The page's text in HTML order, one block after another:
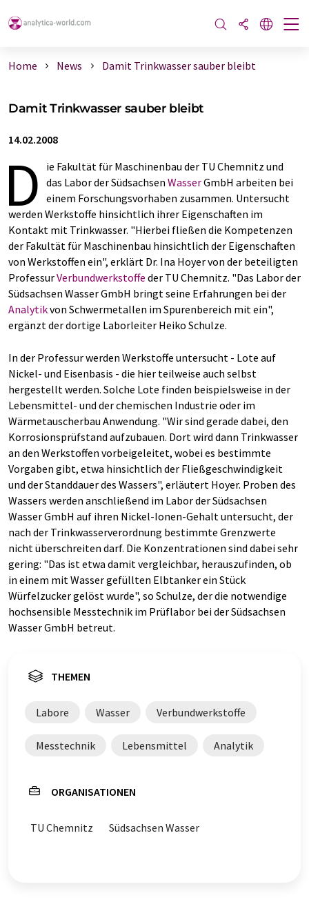
Home News Damit Trinkwasser sauber bleibt
Damit Trinkwasser sauber bleibt
14.02.2008
D
ie Fakultät für Maschinenbau der TU Chemnitz und
das Labor der Südsachsen WasserGmbH arbeiten bei
einem Forschungsvorhaben zusammen. Untersucht
werden Werkstoffe hinsichtlich ihrer Eigenschaften im
Kontakt mit Trinkwasser. "Hierbei fließen die Kompetenzen
der Fakultät für Maschinenbau hinsichtlich der Eigenschaften
von Werkstoffen ein", erklärt Dr. Ina Hoyer von der beteiligten
ProfessurVerbundwerkstoffe der TU Chemnitz. "Das Labor der
Südsachsen Wasser GmbH bringt seine Erfahrungen bei der
Analytikvon Schwermetallen im Spurenbereich mit ein",
ergänzt der dortige Laborleiter Heiko Schulze.
In der Professur werden Werkstoffe untersucht - Lote auf
Nickel- und Eisenbasis - die hier teilweise auch selbst
hergestellt werden. Solche Lote finden beispielsweise in der
Lebensmittel- und der chemischen Industrie oder im
Wärmetauscherbau Anwendung. "Wir sind gerade dabei, den
Korrosionsprüfstand aufzubauen. Dort wird dann Trinkwasser
an den Werkstoffen vorbeigeleitet, wobei es bestimmte
Vorgaben gibt, etwa hinsichtlich der Fließgeschwindigkeit
und der Standdauer des Wassers", erläutert Hoyer. Proben des
Wassers werden anschließend im Labor der Südsachsen
Wasser GmbH auf ihren Nickel-Ionen-Gehalt untersucht, der
nach der Trinkwasserverordnung bestimmte Grenzwerte
nicht überschreiten darf. Die Konzentrationen sind dabei sehr
gering: "Das ist etwa damit vergleichbar, herauszufinden, ob
in einem mit Wasser gefüllten Elbtanker ein Stück
Würfelzucker gelöst wurde", so Schulze, der die notwendige
hochsensible Messtechnik im Prüflabor bei der Südsachsen
Wasser GmbH betreut.
THEMEN
Labore Wasser Verbundwerkstoffe
Messtechnik Lebensmittel Analytik
ORGANISATIONEN
TU Chemnitz Südsachsen Wasser